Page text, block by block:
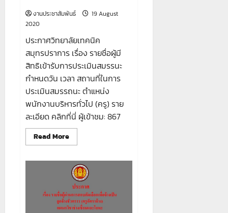
2563
งานประชาสัมพันธ์
19 August
2020
ประกาศวิทยาลัยเทคนิค
สมุทรปราการ เรื่อง รายชื่อผู้มี
สิทธิเข้ารับการประเมินสมรรนะ
กำหนดวัน เวลา สถานที่ในการ
ประเมินสมรรถนะ ตำแหน่ง
พนักงานบริหารทั่วไป (ครู) ราย
ละเอียด คลิกที่นี่ ผู้เข้าชม: 867
Read MoreRead
more
ราย
ชื่อ
ผู้
มี
สิทธิ
เข้า
รับ